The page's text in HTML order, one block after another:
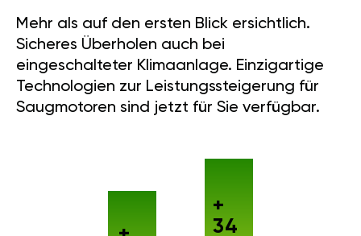
Mehr als auf den ersten Blick ersichtlich.
Sicheres Überholen auch bei
eingeschalteter Klimaanlage. Einzigartige
Technologien zur Leistungssteigerung für
Saugmotoren sind jetzt für Sie verfügbar.
+
34